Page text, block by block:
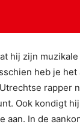
hij zijn
heb je het
rapper
Ook kondigt
aan. In de